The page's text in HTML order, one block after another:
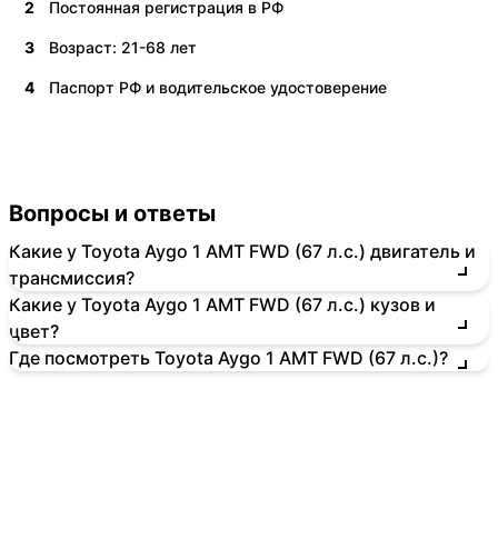
2 Постоянная регистрация в РФ
3 Возраст: 21-68 лет
4 Паспорт РФ и водительское удостоверение
Вопросы и ответы
Какие у Toyota Aygo 1 AMT FWD (67 л.с.) двигатель и
трансмиссия?
Какие у Toyota Aygo 1 AMT FWD (67 л.с.) кузов и
цвет?
Где посмотреть Toyota Aygo 1 AMT FWD (67 л.с.)?